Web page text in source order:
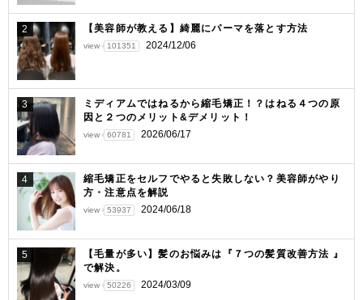
ョ
ン2 【美容師が教える】綺麗にパーマを落とす方法
view 101351 2024/12/06
3
ミディアムではねるから縮毛矯正！？はねる４つの原
因と２つのメリット&デメリット！
view 60781 2026/06/17
4
縮毛矯正をセルフでやると失敗しない？美容師がやり
方・注意点を解説
view 53937 2024/06/18
5
【毛量が多い】髪のお悩みは『７つの髪質改善方法 』
で解決。
view 50226 2024/03/09